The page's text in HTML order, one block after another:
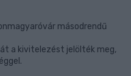
másodrendű
a kivitelezést jelölték meg,